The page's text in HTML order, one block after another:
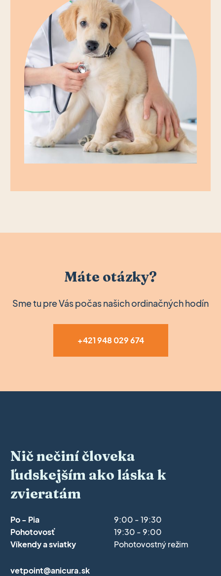
Máte otázky?
Sme tu pre Vás počas našich ordinačných hodín
+421 948 029 674
Nič nečiní človeka
ľudskejším ako láska k
zvieratám
Po - Pia
Pohotovosť
Víkendy a sviatky
9:00 - 19:30
19:30 - 9:00
Pohotovostný režim
vetpoint@anicura.sk